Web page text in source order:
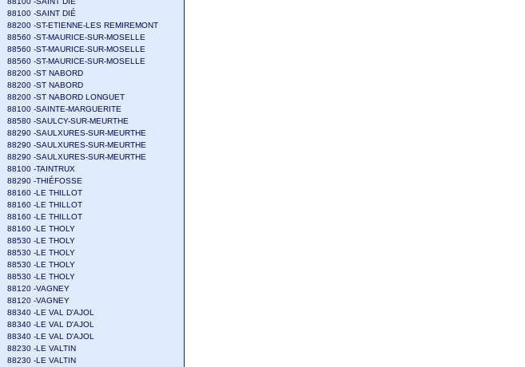
88100 -SAINT DIÉ
88200 -ST-ETIENNE-LES REMIREMONT
88560 -ST-MAURICE-SUR-MOSELLE
88560 -ST-MAURICE-SUR-MOSELLE
88560 -ST-MAURICE-SUR-MOSELLE
88200 -ST NABORD
88200 -ST NABORD
88200 -ST NABORD LONGUET
88100 -SAINTE-MARGUERITE
88580 -SAULCY-SUR-MEURTHE
88290 -SAULXURES-SUR-MEURTHE
88290 -SAULXURES-SUR-MEURTHE
88290 -SAULXURES-SUR-MEURTHE
88100 -TAINTRUX
88290 -THIÉFOSSE
88160 -LE THILLOT
88160 -LE THILLOT
88160 -LE THILLOT
88160 -LE THOLY
88530 -LE THOLY
88530 -LE THOLY
88530 -LE THOLY
88530 -LE THOLY
88120 -VAGNEY
88120 -VAGNEY
88340 -LE VAL D'AJOL
88340 -LE VAL D'AJOL
88340 -LE VAL D'AJOL
88230 -LE VALTIN
88230 -LE VALTIN